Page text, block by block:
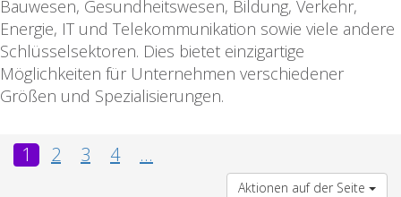
Bauwesen, Gesundheitswesen, Bildung, Verkehr,
Energie, IT und Telekommunikation sowie viele andere
Schlüsselsektoren. Dies bietet einzigartige
Möglichkeiten für Unternehmen verschiedener
Größen und Spezialisierungen.
1 2 3 4 ...
Aktionen auf der Seite